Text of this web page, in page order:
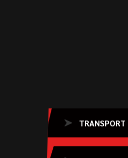
TRANSPORT